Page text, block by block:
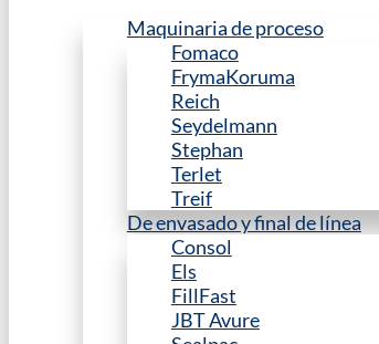
Maquinaria de proceso
Fomaco
FrymaKoruma
Reich
Seydelmann
Stephan
Terlet
Treif
De envasado y final de línea
Consol
Els
FillFast
JBT Avure